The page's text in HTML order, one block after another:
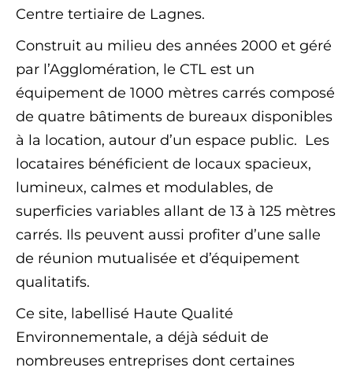
Centre tertiaire de Lagnes.
Construit au milieu des années 2000 et géré
par l’Agglomération, le CTL est un
équipement de 1000 mètres carrés composé
de quatre bâtiments de bureaux disponibles
à la location, autour d’un espace public. Les
locataires bénéficient de locaux spacieux,
lumineux, calmes et modulables, de
superficies variables allant de 13 à 125 mètres
carrés. Ils peuvent aussi profiter d’une salle
de réunion mutualisée et d’équipement
qualitatifs.
Ce site, labellisé Haute Qualité
Environnementale, a déjà séduit de
nombreuses entreprises dont certaines